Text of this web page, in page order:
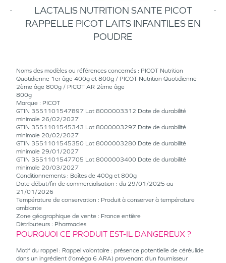
LACTALIS NUTRITION SANTE PICOT
RAPPELLE PICOT LAITS INFANTILES EN
POUDRE
Noms des modèles ou références concernés : PICOT Nutrition
Quotidienne 1er âge 400g et 800g / PICOT Nutrition Quotidienne
2ème âge 800g / PICOT AR 2ème âge
800g
Marque : PICOT
GTIN 3551101547897 Lot 8000003312 Date de durabilité
minimale 26/02/2027
GTIN 3551101545343 Lot 8000003297 Date de durabilité
minimale 20/02/2027
GTIN 3551101545350 Lot 8000003280 Date de durabilité
minimale 29/01/2027
GTIN 3551101547705 Lot 8000003400 Date de durabilité
minimale 20/03/2027
Conditionnements : Boîtes de 400g et 800g
Date début/fin de commercialisation : du 29/01/2025 au
21/01/2026
Température de conservation : Produit à conserver à température
ambiante
Zone géographique de vente : France entière
Distributeurs : Pharmacies
POURQUOI CE PRODUIT EST-IL DANGEREUX ?
Motif du rappel : Rappel volontaire : présence potentielle de céréulide
dans un ingrédient (l’oméga 6 ARA) provenant d’un fournisseur